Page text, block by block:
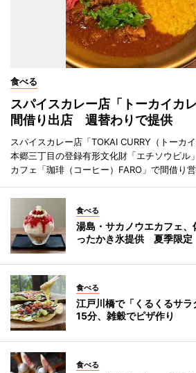
食べる
スパイスカレー店「トーカイカ
間借り出店 週替わりで提供
スパイスカレー店「TOKAI CURRY（トーカ
本郷三丁目の登録有形文化財「エチソウビル
カフェ「珈琲（コーヒー）FARO」で間借り営
食べる
湯島・サカノウエカフェ
ったかき氷提供 夏季限定
食べる
江戸川橋で「くるくるサ
15分、雑穀でピザ作り
食べる